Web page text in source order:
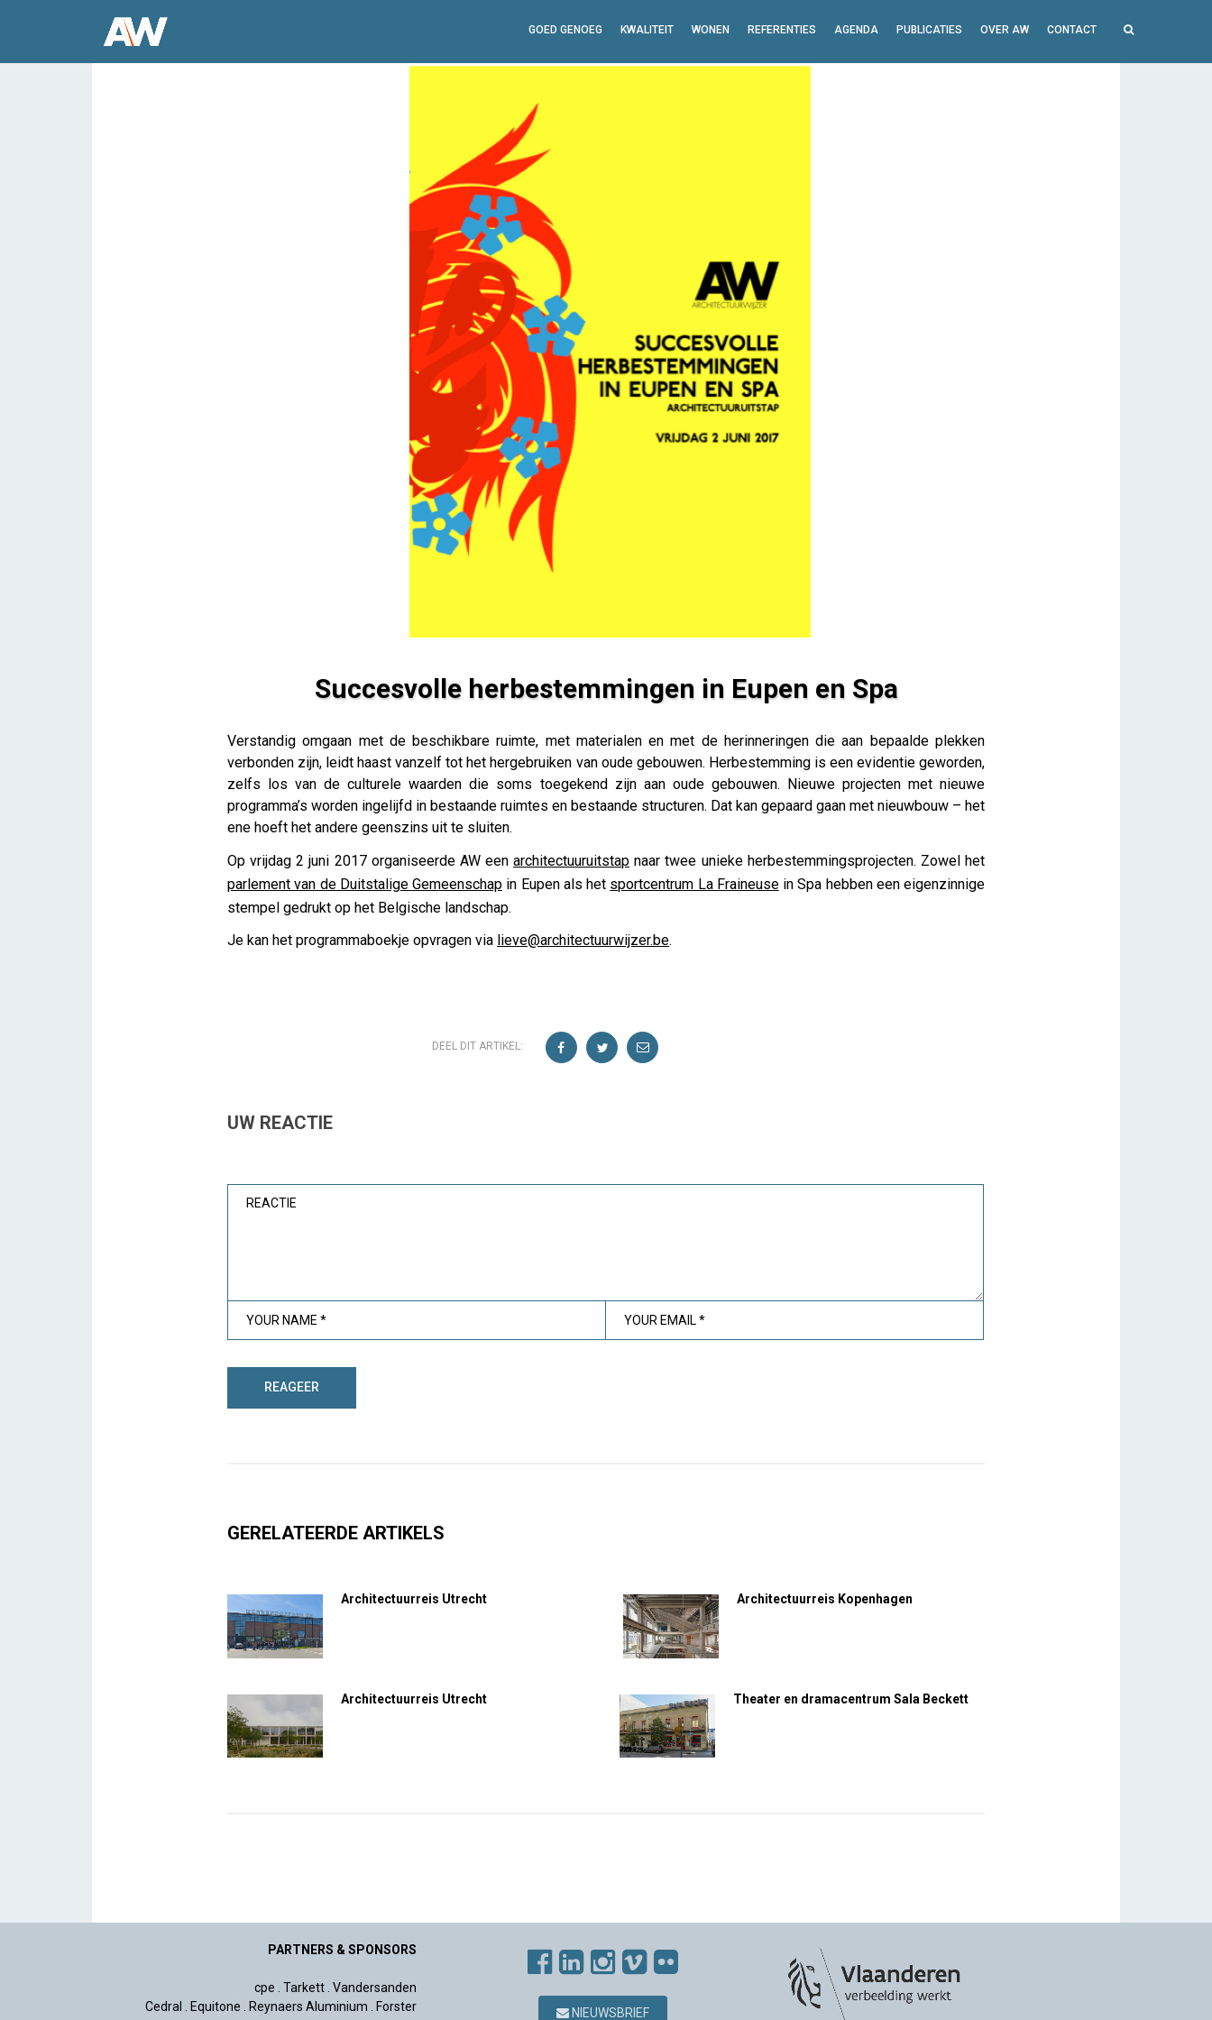
GOED GENOEG KWALITEIT WONEN REFERENTIES AGENDA PUBLICATIES OVER AW CONTACT
Succesvolle herbestemmingen in Eupen en Spa
iris
Verstandig omgaan met de beschikbare ruimte, met materialen en met de herinneringen die aan bepaalde plekken
verbonden zijn, leidt haast vanzelf tot het hergebruiken van oude gebouwen. Herbestemming is een evidentie geworden,
zelfs los van de culturele waarden die soms toegekend zijn aan oude gebouwen. Nieuwe projecten met nieuwe
programma’s worden ingelijfd in bestaande ruimtes en bestaande structuren. Dat kan gepaard gaan met nieuwbouw – het
ene hoeft het andere geenszins uit te sluiten.
Op vrijdag 2 juni 2017 organiseerde AW eenarchitectuuruitstap naar twee unieke herbestemmingsprojecten. Zowel het
parlement van de Duitstalige Gemeenschap in Eupen als het sportcentrum La Fraineusein Spa hebben een eigenzinnige
stempel gedrukt op het Belgische landschap.
Je kan het programmaboekje opvragen via lieve@architectuurwijzer.be.
DEEL DIT ARTIKEL:
UW REACTIE
GERELATEERDE ARTIKELS
Architectuurreis Utrecht Architectuurreis Kopenhagen
Architectuurreis Utrecht Theater en dramacentrum Sala Beckett
PARTNERS & SPONSORS
cpe . Tarkett. Vandersanden
Cedral . Equitone . Reynaers Aluminium . Forster
NIEUWSBRIEF